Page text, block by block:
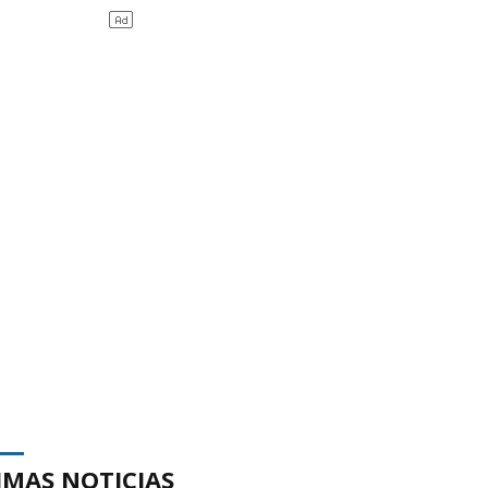
NOTICIAS